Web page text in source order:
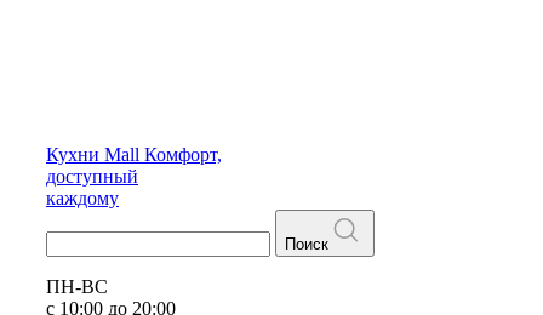
Кухни Mall Комфорт,
доступный
каждому
Поиск
ПН-ВС
с 10:00 до 20:00